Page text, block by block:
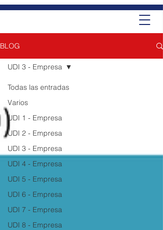
BLOG
Todas las entradas
Varios
UDI 1 - Empresa
UDI 2 - Empresa
UDI 3 - Empresa
UDI 4 - Empresa
UDI 5 - Empresa
UDI 6 - Empresa
UDI 7 - Empresa
UDI 8 - Empresa
UDI 3 - Empresa